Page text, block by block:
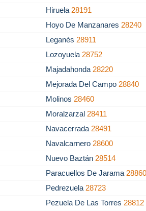
Hiruela 28191
Hoyo De Manzanares 28240
Leganés 28911
Lozoyuela 28752
Majadahonda 28220
Mejorada Del Campo 28840
Molinos 28460
Moralzarzal 28411
Navacerrada 28491
Navalcarnero 28600
Nuevo Baztán 28514
Paracuellos De Jarama 28860
Pedrezuela 28723
Pezuela De Las Torres 28812